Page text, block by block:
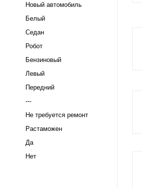
Новый автомобиль
Белый
Седан
Робот
Бензиновый
Левый
Передний
---
Не требуется ремонт
Растаможен
Да
Нет